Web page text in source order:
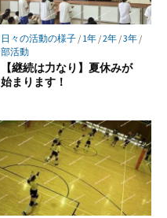
日々の活動の様子/ 1年/2年/3年/
部活動
【継続は力なり】夏休みが
始まります！